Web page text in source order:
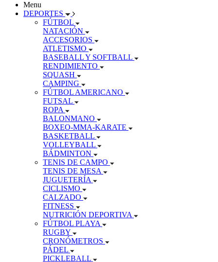
Menu
DEPORTES
FÚTBOL
NATACIÓN
ACCESORIOS
ATLETISMO
BASEBALL Y SOFTBALL
RENDIMIENTO
SQUASH
CAMPING
FÚTBOL AMERICANO
FUTSAL
ROPA
BALONMANO
BOXEO-MMA-KARATE
BASKETBALL
VOLLEYBALL
BÁDMINTON
TENIS DE CAMPO
TENIS DE MESA
JUGUETERÍA
CICLISMO
CALZADO
FITNESS
NUTRICIÓN DEPORTIVA
FÚTBOL PLAYA
RUGBY
CRONÓMETROS
PÁDEL
PICKLEBALL